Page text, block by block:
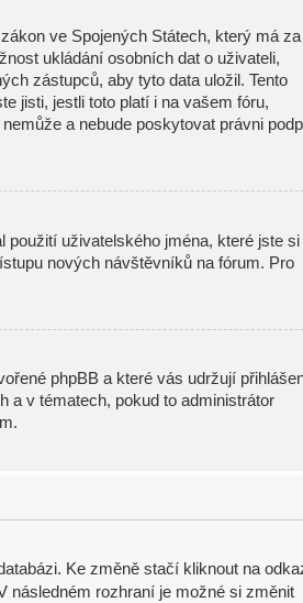
ve Spojených Státech, který má za
ukládání osobních dat o uživateli,
zástupců, aby tyto data uložil. Tento
jisti, jestli toto platí i na vašem fóru,
a nebude poskytovat právni
uživatelského jména, které jste si
nových návštěvníků na fórum. Pro
phpBB a které vás udržují
a v tématech, pokud to administrátor
Ke změně stačí kliknout na
následném rozhraní je možné si změnit